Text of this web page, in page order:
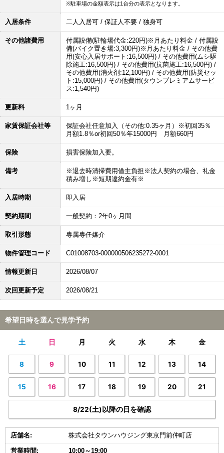
※駐車場の金額表示は1台分の表示となります。
入居条件 二人入居可 / 保証人不要 / 独身可
その他諸費用
付属設備(駐輪場代金:220円)※月あたり料金 / 付属設
備(バイク置き場:3,300円)※月あたり料金 / その他費
用(安心入居サポート:16,500円) / その他費用(ムシ駆
除施工:16,500円) / その他費用(抗菌施工:16,500円) /
その他費用(消火剤:12,100円) / その他費用(防災セッ
ト:15,000円) / その他費用(タウンプレミアムサービ
ス:1,540円)
更新料 1ヶ月
家賃保証会社等
保証会社任意加入（その他:0.35ヶ月）※初回35％
月額1.8％or初回50％年15000円 月額660円
保険 損害保険加入要。
備考
※退去時清掃費用借主負担※法人契約の場合、礼金
積み増し※短期違約金有※
入居時期 即入居
契約期間 一般契約：2年0ヶ月間
取引形態 専属専任媒介
物件管理コード C01008703-000000506235272-0001
情報更新日 2026/08/07
次回更新予定 2026/08/21
希望日時を選んで見学予約
土 日 月 火 水 木 金
8 9 10 11 12 13 14
15 16 17 18 19 20 21
8/22(土)以降の日を確認
店舗名: 株式会社タウンハウジング東京門前仲町店
営業時間: 10:00～19:00